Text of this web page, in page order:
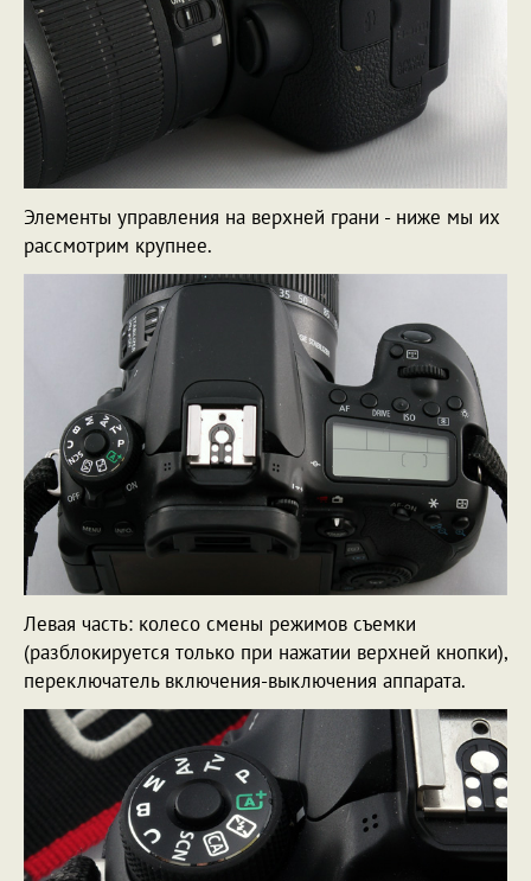
Элементы управления на верхней грани - ниже мы их
рассмотрим крупнее.
Левая часть: колесо смены режимов съемки
(разблокируется только при нажатии верхней кнопки),
переключатель включения-выключения аппарата.